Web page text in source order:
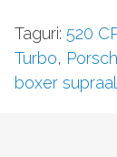
Taguri: 520 CP
Turbo,
boxer